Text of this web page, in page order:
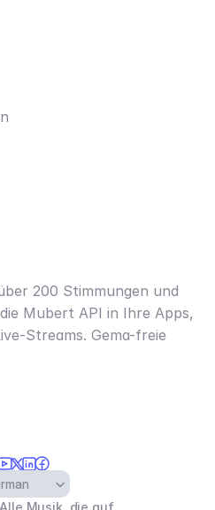
200 Stimmungen und
Mubert API in Ihre Apps,
Streams. Gema-freie
Musik, die auf